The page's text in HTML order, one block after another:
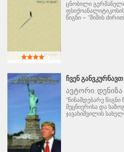
ცნობილი
წიგნი – "შიშის
ᲩᲕᲔᲜ
ავტორი: დენიზა
"წინამდებარე
მეცნიერისა და
ჯავახიშვილის